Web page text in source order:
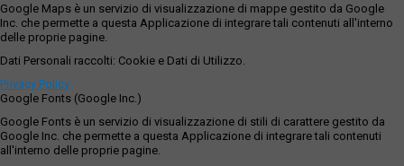
Google Maps è un servizio di visualizzazione di mappe gestito da Google
Inc. che permette a questa Applicazione di integrare tali contenuti all'interno
delle proprie pagine.
Dati Personali raccolti: Cookie e Dati di Utilizzo.
Privacy Policy
Google Fonts (Google Inc.)
Google Fonts è un servizio di visualizzazione di stili di carattere gestito da
Google Inc. che permette a questa Applicazione di integrare tali contenuti
all'interno delle proprie pagine.